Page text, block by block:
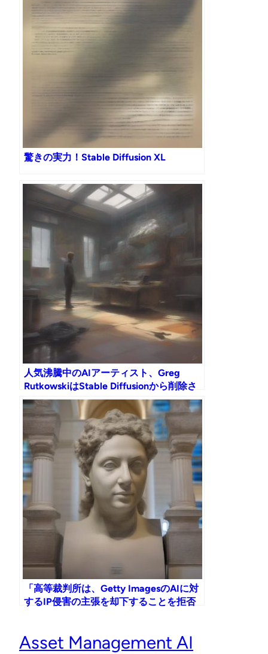
驚きの実力！Stable Diffusion XL
人気沸騰中のAIアーティスト、Greg
RutkowskiはStable Diffusionから削除さ
れたが、AIアーティストたちは彼を取り
戻した
「高等裁判所は、Getty ImagesのAIに対
するIP侵害の主張を却下することを拒否
Asset Management AI